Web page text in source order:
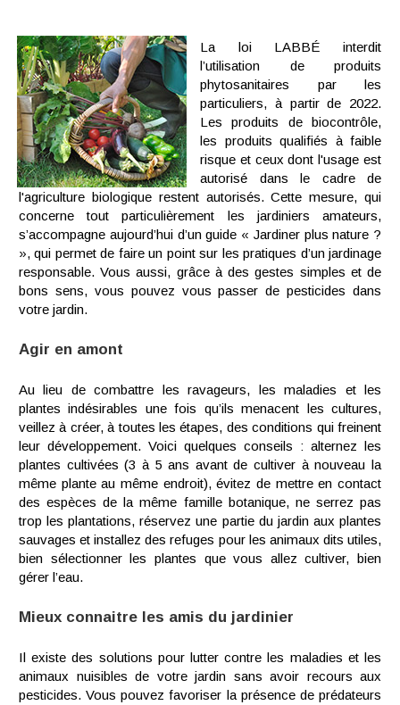
La loi LABBÉ interdit
l’utilisation de produits
phytosanitaires par les
particuliers, à partir de 2022.
Les produits de biocontrôle,
les produits qualifiés à faible
risque et ceux dont l'usage est
autorisé dans le cadre de
l'agriculture biologique restent autorisés. Cette mesure, qui
concerne tout particulièrement les jardiniers amateurs,
s’accompagne aujourd’hui d’un guide « Jardiner plus nature ?
», qui permet de faire un point sur les pratiques d’un jardinage
responsable. Vous aussi, grâce à des gestes simples et de
bons sens, vous pouvez vous passer de pesticides dans
votre jardin.
Agir en amont
Au lieu de combattre les ravageurs, les maladies et les
plantes indésirables une fois qu’ils menacent les cultures,
veillez à créer, à toutes les étapes, des conditions qui freinent
leur développement. Voici quelques conseils : alternez les
plantes cultivées (3 à 5 ans avant de cultiver à nouveau la
même plante au même endroit), évitez de mettre en contact
des espèces de la même famille botanique, ne serrez pas
trop les plantations, réservez une partie du jardin aux plantes
sauvages et installez des refuges pour les animaux dits utiles,
bien sélectionner les plantes que vous allez cultiver, bien
gérer l’eau.
Mieux connaitre les amis du jardinier
Il existe des solutions pour lutter contre les maladies et les
animaux nuisibles de votre jardin sans avoir recours aux
pesticides. Vous pouvez favoriser la présence de prédateurs